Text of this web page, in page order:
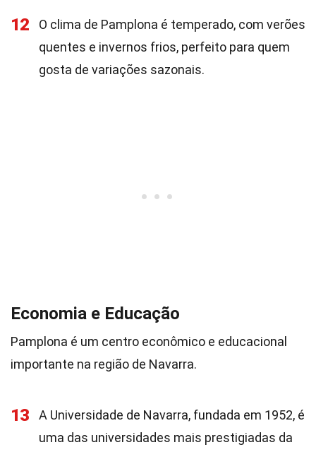
12
O clima de Pamplona é temperado, com verões
quentes e invernos frios, perfeito para quem
gosta de variações sazonais.
Economia e Educação
Pamplona é um centro econômico e educacional
importante na região de Navarra.
13
A Universidade de Navarra, fundada em 1952, é
uma das universidades mais prestigiadas da